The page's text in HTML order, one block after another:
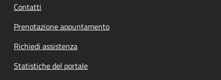
Contatti
Prenotazione appuntamento
Richiedi assistenza
Statistiche del portale